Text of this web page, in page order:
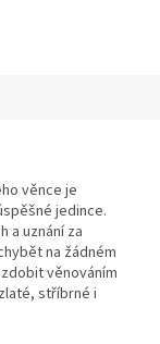
věnce je
jedince.
a uznání za
na žádném
věnováním
stříbrné i